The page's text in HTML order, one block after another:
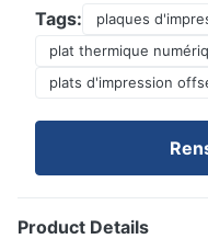
Tags:
plaques
plat thermique
plats d'impression
Product Details